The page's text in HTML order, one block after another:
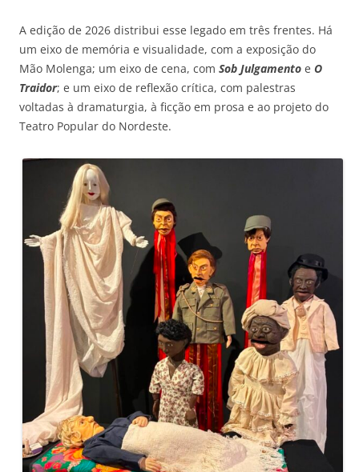
A edição de 2026 distribui esse legado em três frentes. Há
um eixo de memória e visualidade, com a exposição do
Mão Molenga; um eixo de cena, com Sob Julgamento e O
Traidor; e um eixo de reflexão crítica, com palestras
voltadas à dramaturgia, à ficção em prosa e ao projeto do
Teatro Popular do Nordeste.